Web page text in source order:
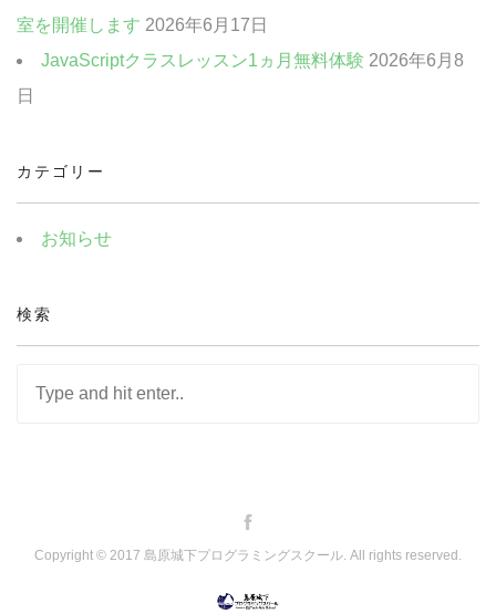
室を開催します 2026年6月17日
JavaScriptクラスレッスン1ヵ月無料体験 2026年6月8
日
カテゴリー
お知らせ
検索
Copyright © 2017 島原城下プログラミングスクール. All rights reserved.